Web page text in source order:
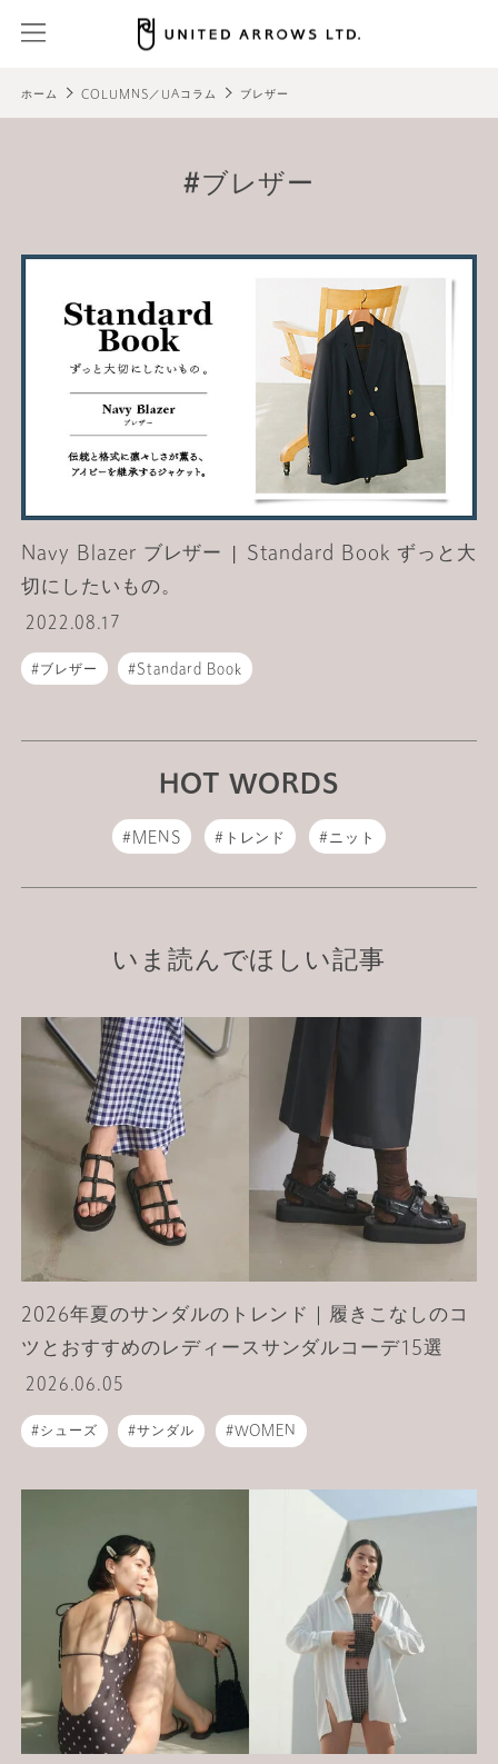
ホーム COLUMNS／UAコラム ブレザー
ブレザー
Navy Blazer ブレザー | Standard Book ずっと大
切にしたいもの。
2022.08.17
ブレザー Standard Book
HOT WORDS
MENS トレンド ニット
いま読んでほしい記事
2026年夏のサンダルのトレンド｜履きこなしのコ
ツとおすすめのレディースサンダルコーデ15選
2026.06.05
シューズ サンダル WOMEN